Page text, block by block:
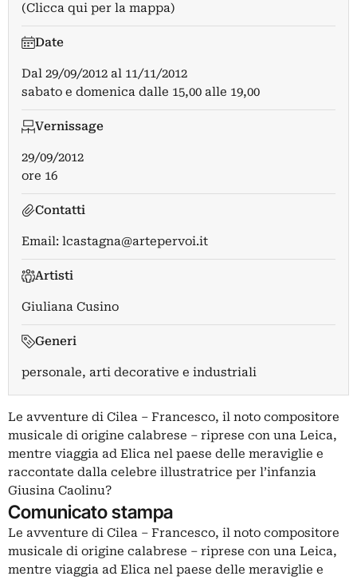
(Clicca qui per la mappa)
Date
Dal 29/09/2012 al 11/11/2012
sabato e domenica dalle 15,00 alle 19,00
Vernissage
29/09/2012
ore 16
Contatti
Email: lcastagna@artepervoi.it
Artisti
Giuliana Cusino
Generi
personale, arti decorative e industriali
Le avventure di Cilea – Francesco, il noto compositore
musicale di origine calabrese – riprese con una Leica,
mentre viaggia ad Elica nel paese delle meraviglie e
raccontate dalla celebre illustratrice per l’infanzia
Giusina Caolinu?
Comunicato stampa
Le avventure di Cilea – Francesco, il noto compositore
musicale di origine calabrese – riprese con una Leica,
mentre viaggia ad Elica nel paese delle meraviglie e